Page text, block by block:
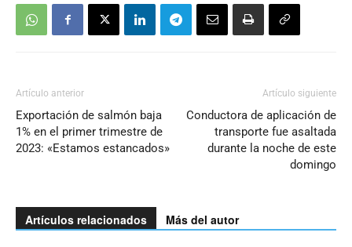
Artículo anterior
Exportación de salmón baja
1% en el primer trimestre de
2023: «Estamos estancados»
Artículo siguiente
Conductora de aplicación de
transporte fue asaltada
durante la noche de este
domingo
Artículos relacionados Más del autor